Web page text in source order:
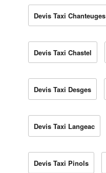
Devis Taxi Chanteuges
Devis Taxi Chastel
Devis Taxi Desges
Devis Taxi Langeac
Devis Taxi Pinols